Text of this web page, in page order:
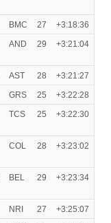
BMC 27
+3:18:36
AND 29 +3:21:04
AST 28
+3:21:27
GRS 25
+3:22:28
TCS 25 +3:22:30
COL 28 +3:23:02
BEL 29 +3:23:34
NRI 27
+3:25:07